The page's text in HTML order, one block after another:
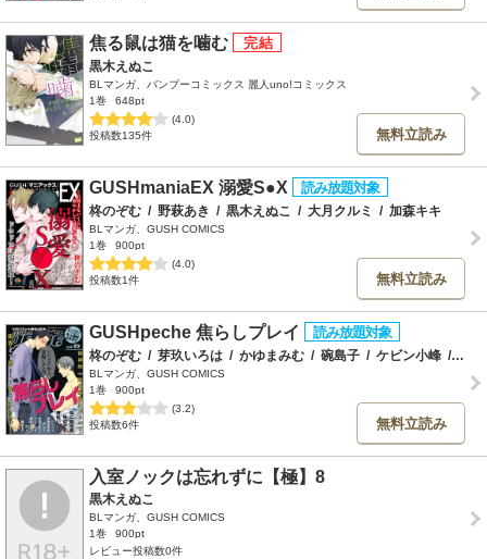
焦る鼠は猫を噛む
黒木えぬこ
BLマンガ、バンブーコミックス 麗人uno!コミックス
1巻
648pt
(4.0)
投稿数135件
無料立読み
GUSHmaniaEX 溺愛S●X
柊のぞむ / 野萩あき / 黒木えぬこ / 大月クルミ / 加森キキ
BLマンガ、GUSH COMICS
1巻
900pt
(4.0)
投稿数1件
無料立読み
GUSHpeche 焦らしプレイ
柊のぞむ / 芽玖いろは / かゆまみむ / 碗島子 / ケビン小峰 / 大
BLマンガ、GUSH COMICS
1巻
900pt
(3.2)
投稿数6件
無料立読み
入室ノックは忘れずに【極】8
黒木えぬこ
BLマンガ、GUSH COMICS
1巻
900pt
レビュー投稿数0件